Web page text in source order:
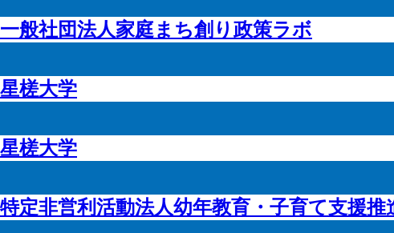
一般社団法人家庭まち創り政策ラボ
星槎大学
星槎大学
特定非営利活動法人幼年教育・子育て支援推